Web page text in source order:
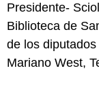
Presidente-
Biblioteca de
de los
Mariano West,